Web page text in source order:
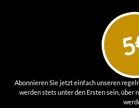
Abonnieren Sie jetzt einfach unseren
werden stets unter den Ersten sein,